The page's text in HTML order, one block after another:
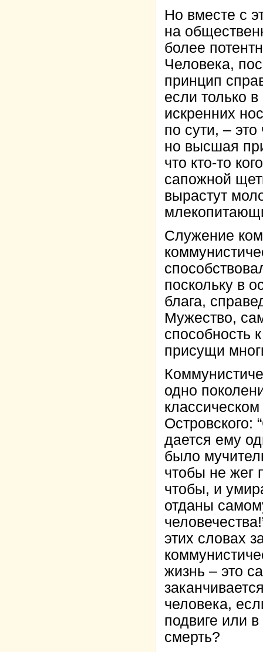
Но вместе с
на
более
Человека,
принцип
если только
искренних
по сути, –
но высшая
что кто-то
сапожной
вырастут
Служение
поскольку в
блага,
Мужество,
способность
присущи
одно
Островского:
дается ему
было
чтобы не жег
чтобы, и
отданы
этих словах
жизнь – это
человека,
подвиге или
смерть?